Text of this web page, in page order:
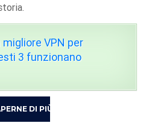
migliore VPN per
3 funzionano
DI PIÙ